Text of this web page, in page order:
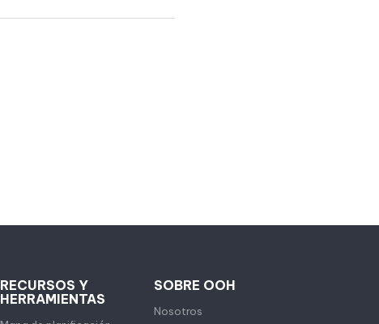
RECURSOS Y
HERRAMIENTAS
SOBRE OOH
Nosotros